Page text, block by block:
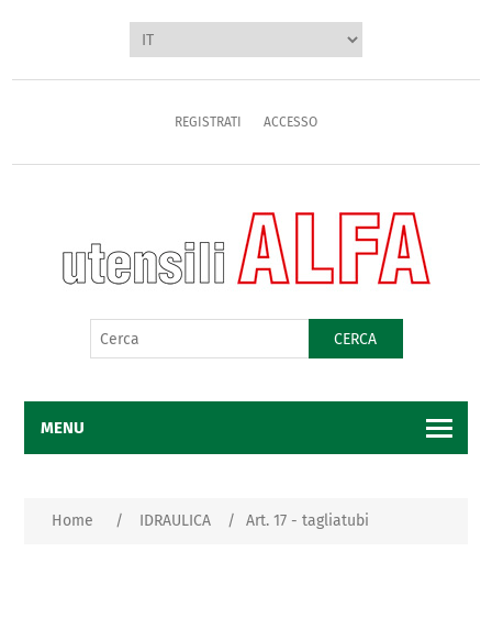
REGISTRATI ACCESSO
CERCA
MENU
Home / IDRAULICA / Art. 17 - tagliatubi